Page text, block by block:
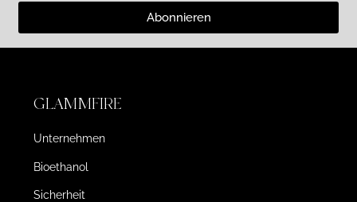
Abonnieren
GLAMMFIRE
Unternehmen
Bioethanol
Sicherheit